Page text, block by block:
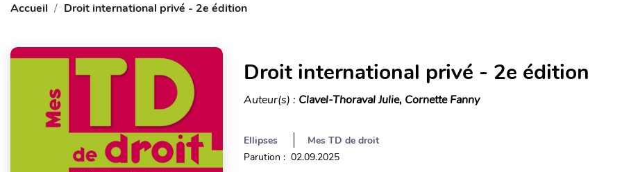
Accueil Droit international privé - 2e édition
Droit international privé - 2e édition
Auteur(s) : Clavel-Thoraval Julie, Cornette Fanny
Ellipses
Mes TD de droit
Parution : 02.09.2025